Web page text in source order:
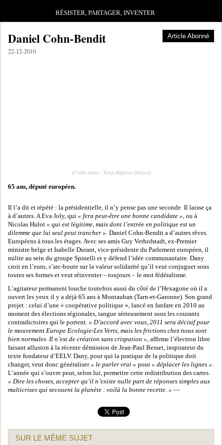
RÉSISTER, PARTAGER, INVENTER
Article Abonné
Daniel Cohn-Bendit
22-12-2010
(Crédit photo : Kenji-Baptiste Oikawa)
65 ans, député européen.
Il l’a dit et répété : la présidentielle, il n’y pense pas une seconde. Il laisse ça
à d’autres. A Eva Joly, qui « fera peut-être une bonne candidate », ou à
Nicolas Hulot « qui est légitime, mais dont l’entrée en politique est un
dilemme que lui seul peut trancher ». Daniel Cohn-Bendit a d’autres rêves.
Européens à tous les étages. Avec ses amis Guy Verhofstadt, ex-Premier
ministre belge et Isabelle Durant, vice-présidente du Parlement européen, il
milite au sein du groupe Spinelli et y défend l’idée communautaire. Dany
croit en l’euro, s’arc-boute sur la valeur solidarité qu’il veut conjuguer sous
toutes ses formes et veut réinventer – toujours – le mot fédéralisme.
L’agitateur permanent louche toutefois aussi du côté de l’Hexagone où il a
ouvert les yeux il y a déjà 65 ans à Montauban (Tarn-et-Garonne). Son grand
projet : celui d’une « coopérative politique », lancé en fanfare en 2010 au
moment des élections régionales, tangue sérieusement sous les courants
contradictoires qui le portent. « D’accord avec vous, 2011 sera décisif pour
le mouvement Europe Ecologie-Les Verts, mais les frictions chez nous sont
bien normales. Il n’est de création sans crispation », affirme l’électron libre
faisant allusion à la récente démission de Jean-Paul Besset, inspirateur du
texte fondateur d’EELV. Dany, pour qui la pratique de la politique doit
changer, veut donc généraliser« le parler vrai » pour« déplacer les lignes ».
L’année qui s’ouvre peut, selon lui, permettre cette redistribution des cartes.
« Dire les choses, accepter qu’il n’existe nulle part de réponses simples aux
multicrises qui secouent la planète : voilà la bonne recette. » —
SUR LE MÊME SUJET